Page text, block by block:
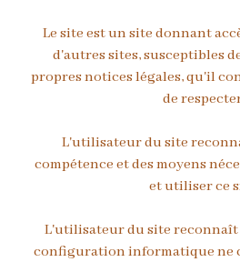
Le site est un site donnant
d'autres sites, susceptibles
propres notices légales, qu'il
de
L'utilisateur du site
compétence et des moyens
et utiliser ce
L'utilisateur du site reconnaît
configuration informatique ne